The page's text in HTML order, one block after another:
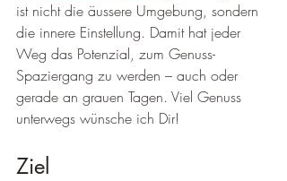
ist nicht die äussere Umgebung, sondern
die innere Einstellung. Damit hat jeder
Weg das Potenzial, zum Genuss-
Spaziergang zu werden – auch oder
gerade an grauen Tagen. Viel Genuss
unterwegs wünsche ich Dir!
Ziel